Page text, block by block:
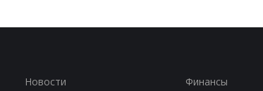
Новости Финансы